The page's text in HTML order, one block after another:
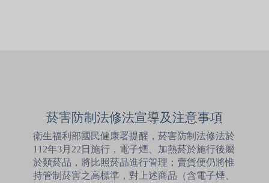
菸害防制法修法宣導及注意事項
衛生福利部國民健康署提醒，菸害防制法修法於
112年3月22日施行，電子煙、加熱菸於施行後屬
於類菸品，將比照菸品進行管理；賣貨便仍將惟
持管制菸害之高標準，對上述商品（含電子煙、